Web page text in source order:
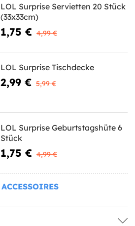
LOL Surprise Servietten 20 Stück
(33x33cm)
1,75 € 4,99 €
LOL Surprise Tischdecke
2,99 € 5,99 €
LOL Surprise Geburtstagshüte 6
Stück
1,75 € 4,99 €
ACCESSOIRES